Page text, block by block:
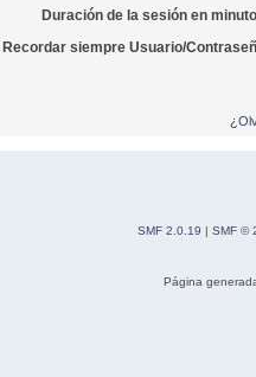
Duración de la sesión en
Recordar siempre Usuario/
SMF 2.0.19 | SMF ©
Página